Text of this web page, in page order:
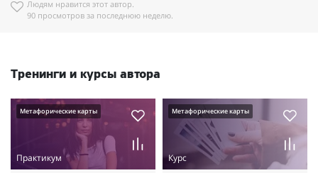
Людям нравится этот автор.
90 просмотров за последнюю неделю.
Тренинги и курсы автора
Метафорические карты
Практикум
Метафорические карты
Курс